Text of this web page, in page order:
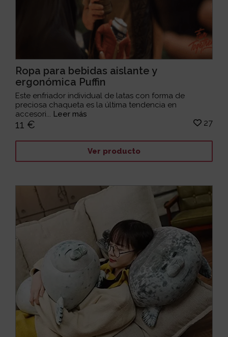
Ropa para bebidas aislante y
ergonómica Puffin
Este enfriador individual de latas con forma de
preciosa chaqueta es la última tendencia en
accesori... Leer más
11 € 27
Ver producto